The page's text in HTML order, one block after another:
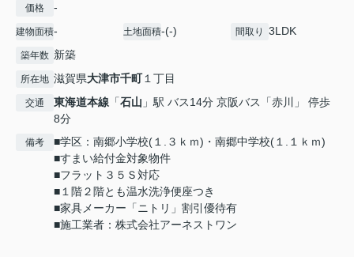
価格 -
建物面積- 土地面積-(-) 間取り 3LDK
築年数 新築
所在地 滋賀県大津市千町１丁目
交通 東海道本線 「石山 」駅 バス14分 京阪バス「赤川」 停歩
8分
備考
■学区：南郷小学校(１.３ｋｍ)・南郷中学校(１.１ｋｍ)
■すまい給付金対象物件
■フラット３５Ｓ対応
■１階２階とも温水洗浄便座つき
■家具メーカー「ニトリ」割引優待有
■施工業者：株式会社アーネストワン